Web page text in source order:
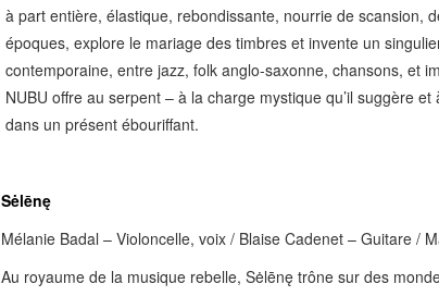
à part entière, élastique, rebondissante, nourrie de scansion,
époques, explore le mariage des timbres et invente un
contemporaine, entre jazz, folk anglo-saxonne, chansons, et
NUBU offre au serpent – à la charge mystique qu’il suggère
dans un présent ébouriffant.
Sėlēnę
Mélanie Badal – Violoncelle, voix / Blaise Cadenet – Guitare /
Au royaume de la musique rebelle, Sėlēnę trône sur des